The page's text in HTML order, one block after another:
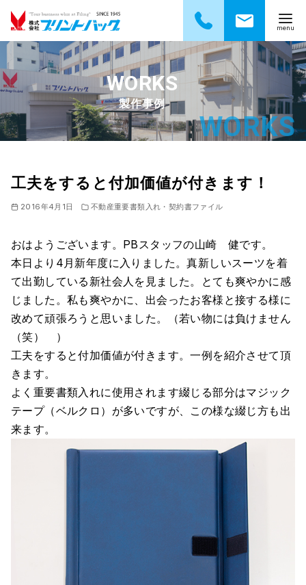
ン
テ
ツ
へ
製作事例
工夫をすると付加価値が付きます！
2016年4月1日 不動産重要書類入れ・契約書ファイル
おはようございます。PBスタッフの山崎 健です。
本日より4月新年度に入りました。真新しいスーツを着
て出勤している新社会人を見ました。とても爽やかに感
じました。私も爽やかに、出会ったお客様と接する様に
改めて頑張ろうと思いました。（若い物には負けません
（笑） ）
工夫をすると付加価値が付きます。一例を紹介させて頂
きます。
よく重要書類入れに使用されます綴じる部分はマジック
テープ（ベルクロ）が多いですが、この様な綴じ方も出
来ます。